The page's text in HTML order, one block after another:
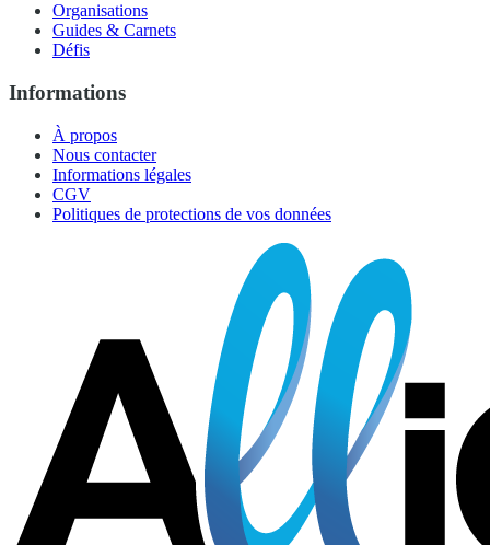
Organisations
Guides & Carnets
Défis
Informations
À propos
Nous contacter
Informations légales
CGV
Politiques de protections de vos données